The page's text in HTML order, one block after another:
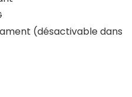
(désactivable dans